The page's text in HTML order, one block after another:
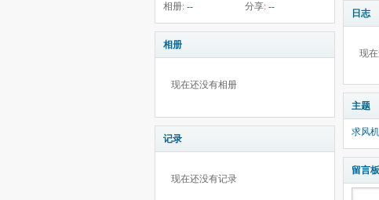
相册: -- 分享: --
相册
现在还没有相册
记录
现在还没有记录
日志
现
主题
求风
留言板